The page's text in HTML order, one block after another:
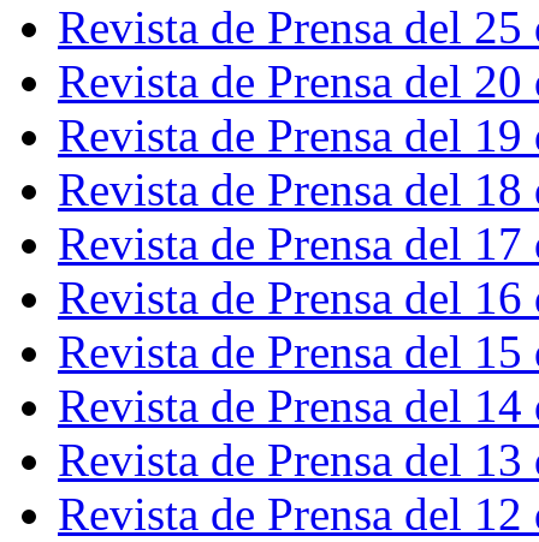
Revista de Prensa del
Revista de Prensa del
Revista de Prensa del
Revista de Prensa del
Revista de Prensa del
Revista de Prensa del
Revista de Prensa del
Revista de Prensa del
Revista de Prensa del
Revista de Prensa del